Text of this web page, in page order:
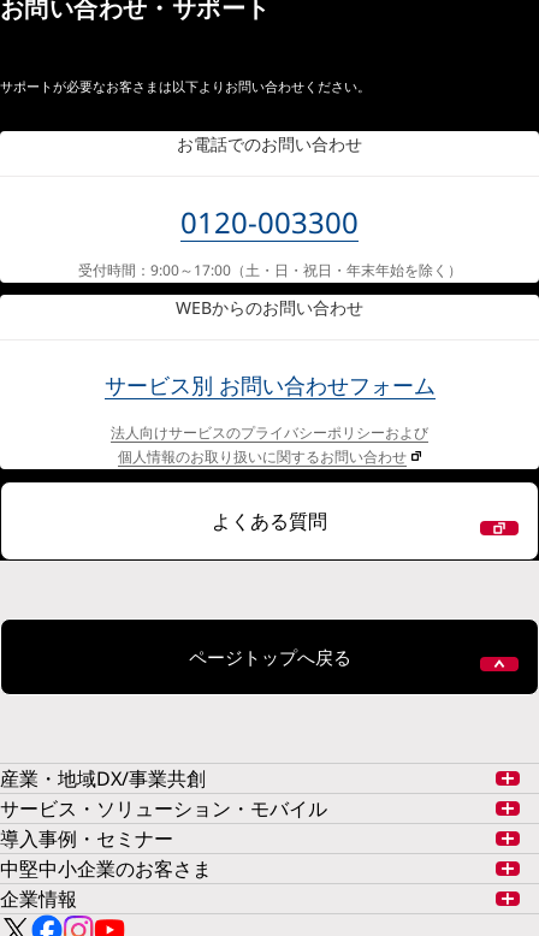
お問い合わせ・サポート
サポートが必要なお客さまは以下よりお問い合わせください。
お電話でのお問い合わせ
0120-003300
受付時間：9:00～17:00（土・日・祝日・年末年始を除く）
WEBからのお問い合わせ
サービス別 お問い合わせフォーム
法人向けサービスのプライバシーポリシーおよび
個人情報のお取り扱いに関するお問い合わせ
よくある質問
ページトップへ戻る
産業・地域DX/事業共創
サービス・ソリューション・モバイル
導入事例・セミナー
中堅中小企業のお客さま
企業情報